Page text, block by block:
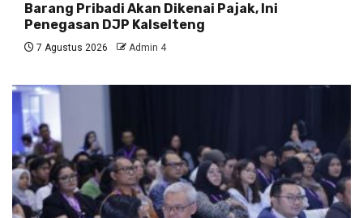
Barang Pribadi Akan Dikenai Pajak, Ini
Penegasan DJP Kalselteng
7 Agustus 2026 Admin 4